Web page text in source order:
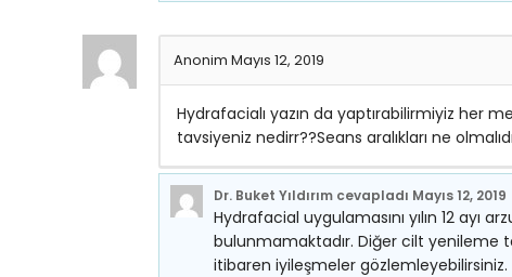
Anonim Mayıs 12, 2019
Hydrafacialı yazın da yaptırabilirmiyiz her
tavsiyeniz nedirr??Seans aralıkları ne
Dr. Buket Yıldırım cevapladı Mayıs 12, 2019
Hydrafacial uygulamasını yılın 12 ayı
bulunmamaktadır. Diğer cilt yenileme
itibaren iyileşmeler